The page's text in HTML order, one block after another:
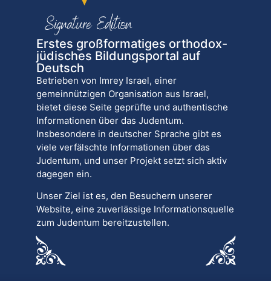
Erstes großformatiges orthodox-
jüdisches Bildungsportal auf
Deutsch
Betrieben von Imrey Israel, einer
gemeinnützigen Organisation aus Israel,
bietet diese Seite geprüfte und authentische
Informationen über das Judentum.
Insbesondere in deutscher Sprache gibt es
viele verfälschte Informationen über das
Judentum, und unser Projekt setzt sich aktiv
dagegen ein.
Unser Ziel ist es, den Besuchern unserer
Website, eine zuverlässige Informationsquelle
zum Judentum bereitzustellen.